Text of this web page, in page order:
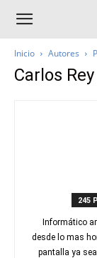
Inicio Autores
Carlos Rey
245
Informático
desde lo mas
pantalla ya